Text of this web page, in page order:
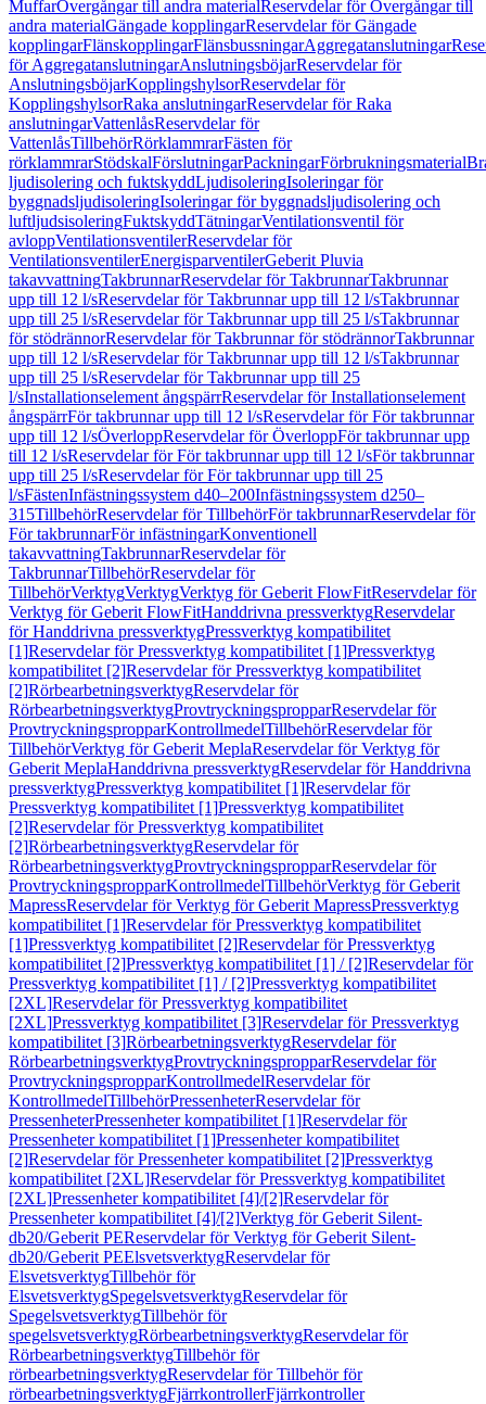
MuffarÖvergångar till andra materialReservdelar för Övergångar till
andra materialGängade kopplingarReservdelar för Gängade
kopplingarFlänskopplingarFlänsbussningarAggregatanslutningar
för AggregatanslutningarAnslutningsböjarReservdelar för
AnslutningsböjarKopplingshylsorReservdelar för
KopplingshylsorRaka anslutningarReservdelar för Raka
anslutningarVattenlåsReservdelar för
VattenlåsTillbehörRörklammrarFästen för
rörklammrarStödskalFörslutningarPackningarFörbrukningsmaterial
ljudisolering och fuktskyddLjudisoleringIsoleringar för
byggnadsljudisoleringIsoleringar för byggnadsljudisolering och
luftljudsisoleringFuktskyddTätningarVentilationsventil för
avloppVentilationsventilerReservdelar för
VentilationsventilerEnergisparventilerGeberit Pluvia
takavvattningTakbrunnarReservdelar för TakbrunnarTakbrunnar
upp till 12 l/sReservdelar för Takbrunnar upp till 12 l/sTakbrunnar
upp till 25 l/sReservdelar för Takbrunnar upp till 25 l/sTakbrunnar
för stödrännorReservdelar för Takbrunnar för stödrännorTakbrunnar
upp till 12 l/sReservdelar för Takbrunnar upp till 12 l/sTakbrunnar
upp till 25 l/sReservdelar för Takbrunnar upp till 25
l/sInstallationselement ångspärrReservdelar för Installationselement
ångspärrFör takbrunnar upp till 12 l/sReservdelar för För takbrunnar
upp till 12 l/sÖverloppReservdelar för ÖverloppFör takbrunnar upp
till 12 l/sReservdelar för För takbrunnar upp till 12 l/sFör takbrunnar
upp till 25 l/sReservdelar för För takbrunnar upp till 25
l/sFästenInfästningssystem d40–200Infästningssystem d250–
315TillbehörReservdelar för TillbehörFör takbrunnarReservdelar för
För takbrunnarFör infästningarKonventionell
takavvattningTakbrunnarReservdelar för
TakbrunnarTillbehörReservdelar för
TillbehörVerktygVerktygVerktyg för Geberit FlowFitReservdelar för
Verktyg för Geberit FlowFitHanddrivna pressverktygReservdelar
för Handdrivna pressverktygPressverktyg kompatibilitet
[1]Reservdelar för Pressverktyg kompatibilitet [1]Pressverktyg
kompatibilitet [2]Reservdelar för Pressverktyg kompatibilitet
[2]RörbearbetningsverktygReservdelar för
RörbearbetningsverktygProvtryckningspropparReservdelar för
ProvtryckningspropparKontrollmedelTillbehörReservdelar för
TillbehörVerktyg för Geberit MeplaReservdelar för Verktyg för
Geberit MeplaHanddrivna pressverktygReservdelar för Handdrivna
pressverktygPressverktyg kompatibilitet [1]Reservdelar för
Pressverktyg kompatibilitet [1]Pressverktyg kompatibilitet
[2]Reservdelar för Pressverktyg kompatibilitet
[2]RörbearbetningsverktygReservdelar för
RörbearbetningsverktygProvtryckningspropparReservdelar för
ProvtryckningspropparKontrollmedelTillbehörVerktyg för Geberit
MapressReservdelar för Verktyg för Geberit MapressPressverktyg
kompatibilitet [1]Reservdelar för Pressverktyg kompatibilitet
[1]Pressverktyg kompatibilitet [2]Reservdelar för Pressverktyg
kompatibilitet [2]Pressverktyg kompatibilitet [1] / [2]Reservdelar för
Pressverktyg kompatibilitet [1] / [2]Pressverktyg kompatibilitet
[2XL]Reservdelar för Pressverktyg kompatibilitet
[2XL]Pressverktyg kompatibilitet [3]Reservdelar för Pressverktyg
kompatibilitet [3]RörbearbetningsverktygReservdelar för
RörbearbetningsverktygProvtryckningspropparReservdelar för
ProvtryckningspropparKontrollmedelReservdelar för
KontrollmedelTillbehörPressenheterReservdelar för
PressenheterPressenheter kompatibilitet [1]Reservdelar för
Pressenheter kompatibilitet [1]Pressenheter kompatibilitet
[2]Reservdelar för Pressenheter kompatibilitet [2]Pressverktyg
kompatibilitet [2XL]Reservdelar för Pressverktyg kompatibilitet
[2XL]Pressenheter kompatibilitet [4]/[2]Reservdelar för
Pressenheter kompatibilitet [4]/[2]Verktyg för Geberit Silent-
db20/Geberit PEReservdelar för Verktyg för Geberit Silent-
db20/Geberit PEElsvetsverktygReservdelar för
ElsvetsverktygTillbehör för
ElsvetsverktygSpegelsvetsverktygReservdelar för
SpegelsvetsverktygTillbehör för
spegelsvetsverktygRörbearbetningsverktygReservdelar för
RörbearbetningsverktygTillbehör för
rörbearbetningsverktygReservdelar för Tillbehör för
rörbearbetningsverktygFjärrkontrollerFjärrkontroller